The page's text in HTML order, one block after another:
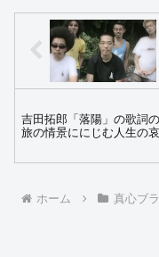
吉田拓郎「落陽」の歌詞
旅の情景ににじむ人生の
ホーム 真心ブ